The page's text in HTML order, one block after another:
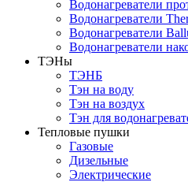
Водонагреватели
Водонагреватели
Водонагреватели
Водонагреватели
ТЭНы
ТЭНБ
Тэн на воду
Тэн на воздух
Тэн для
Тепловые пушки
Газовые
Дизельные
Электрические